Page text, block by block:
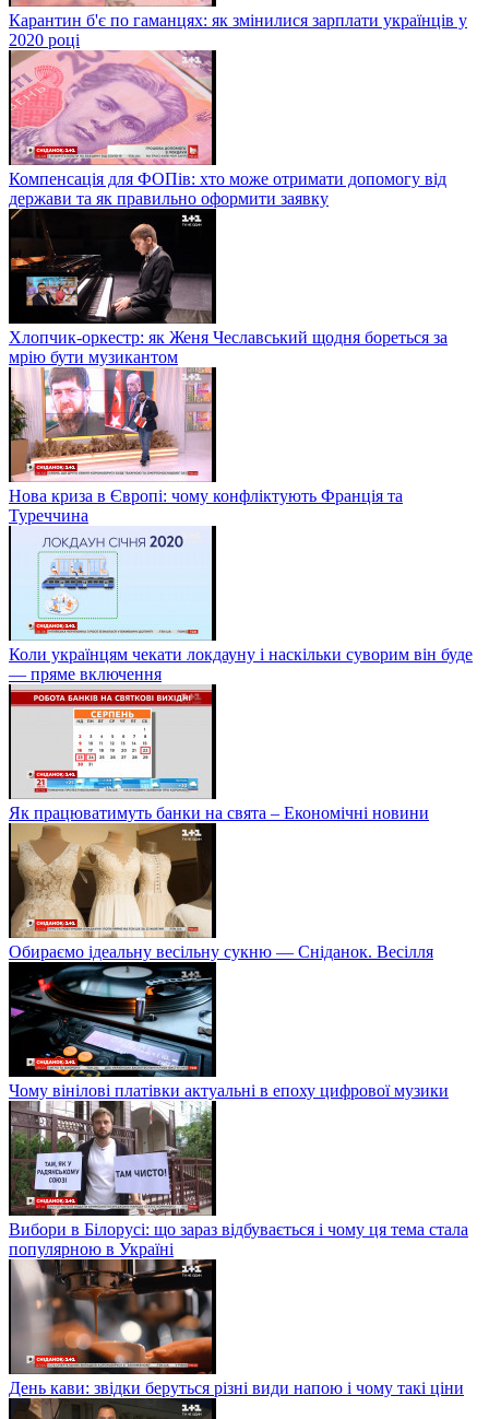
Карантин б'є по гаманцях: як змінилися зарплати українців у
2020 році
Компенсація для ФОПів: хто може отримати допомогу від
держави та як правильно оформити заявку
Хлопчик-оркестр: як Женя Чеславський щодня бореться за
мрію бути музикантом
Нова криза в Європі: чому конфліктують Франція та
Туреччина
Коли українцям чекати локдауну і наскільки суворим він буде
— пряме включення
Як працюватимуть банки на свята – Економічні новини
Обираємо ідеальну весільну сукню — Сніданок. Весілля
Чому вінілові платівки актуальні в епоху цифрової музики
Вибори в Білорусі: що зараз відбувається і чому ця тема стала
популярною в Україні
День кави: звідки беруться різні види напою і чому такі ціни